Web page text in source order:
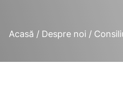
Acasă / Despre noi /